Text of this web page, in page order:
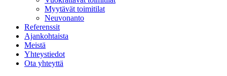
Myytävät toimitilat
Neuvonanto
Referenssit
Ajankohtaista
Meistä
Yhteystiedot
Ota yhteyttä